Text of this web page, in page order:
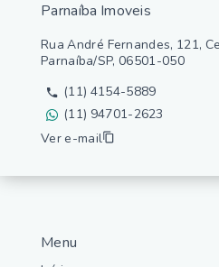
Menu
Parnaíba Imoveis
Rua André Fernandes, 121,
Parnaíba/SP, 06501-050
(11) 4154-5889
(11) 94701-2623
Ver e-mail